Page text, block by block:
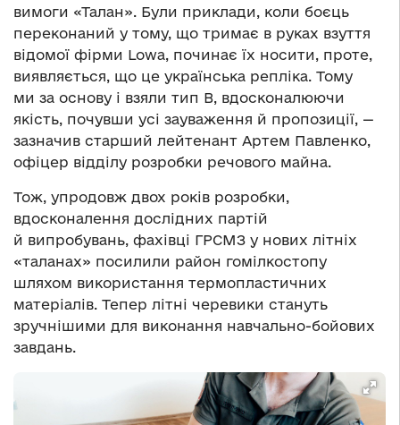
вимоги «Талан». Були приклади, коли боєць
переконаний у тому, що тримає в руках взуття
відомої фірми Lowa, починає їх носити, проте,
виявляється, що це українська репліка. Тому
ми за основу і взяли тип В, вдосконалюючи
якість, почувши усі зауваження й пропозиції, —
зазначив старший лейтенант Артем Павленко,
офіцер відділу розробки речового майна.
Тож, упродовж двох років розробки,
вдосконалення дослідних партій
й випробувань, фахівці ГРСМЗ у нових літніх
«таланах» посилили район гомілкостопу
шляхом використання термопластичних
матеріалів. Тепер літні черевики стануть
зручнішими для виконання навчально-бойових
завдань.